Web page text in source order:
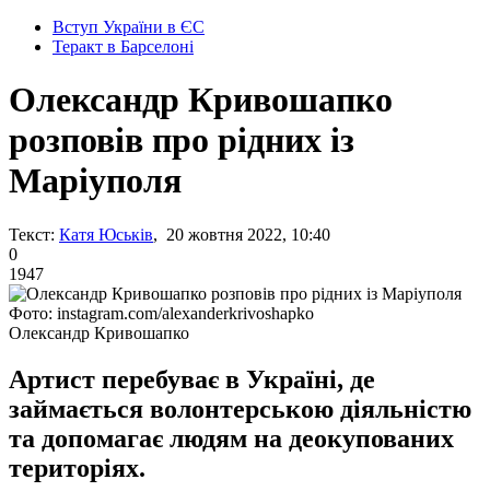
Вступ України в ЄС
Теракт в Барселоні
Олександр Кривошапко
розповів про рідних із
Маріуполя
Текст: Катя Юськів, 20 жовтня 2022, 10:40
0
1947
Фото: instagram.com/alexanderkrivoshapko
Олександр Кривошапко
Артист перебуває в Україні, де
займається волонтерською діяльністю
та допомагає людям на деокупованих
територіях.